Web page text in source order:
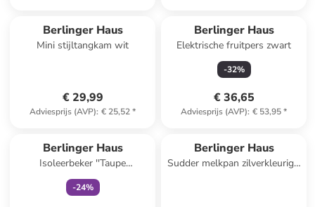
Berlinger Haus
Mini stijltangkam wit
€ 29,99
Adviesprijs (AVP): € 25,52*
Berlinger Haus
Elektrische fruitpers zwart
-32%
€ 36,65
Adviesprijs (AVP): € 53,95*
Berlinger Haus
Isoleerbeker ''Taupe
Collection'' beige - 1 l
-24%
Berlinger Haus
Sudder melkpan zilverkleurig -